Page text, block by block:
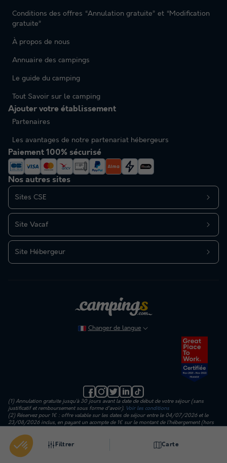
Filtrer Carte
Nos autres sites
Sites CSE
Site Vacaf
Site Hébergeur
Conditions des offres “Annulation gratuite” et “Modification
gratuite”
À propos de nous
Annuaire des campings
Le guide du camping
Tout Savoir sur le camping
Ajouter votre établissement
Partenaires
Les avantages de notre partenariat hébergeurs
Paiement 100% sécurisé
Changer de langue
(1) Annulation gratuite jusqu’à 30 jours avant la date de début de votre séjour (sans
justificatif et remboursement sous forme d'avoir). Voir les conditions
(2) Réservez pour 1€ : offre valable sur les dates de séjour entre le 04/07/2026 et le
23/08/2026 inclus, en payant un acompte de 1€ sur le montant de l’hébergement (hors
: le paiement final de votre séjour est dû au plus tard 30 jours avant votre date d'arrivée.
Avec plus de 4000 établissement en France et en Europe, Campings.com vous ouvre les
portes des plus belles destinations. En mobil-home, tente lodge ou emplacement, partez